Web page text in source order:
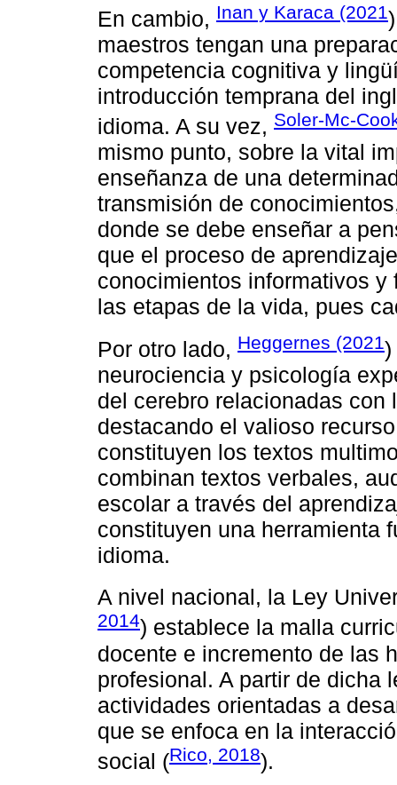
En cambio, Inan y Karaca (2021
maestros tengan una
competencia cognitiva y
introducción temprana del
idioma. A su vez, Soler-Mc-
mismo punto, sobre la vital
enseñanza de una
transmisión de
donde se debe enseñar a
que el proceso de
conocimientos informativos
las etapas de la vida, pues
Por otro lado, Heggernes (2021)
neurociencia y psicología
del cerebro relacionadas
destacando el valioso
constituyen los textos
combinan textos verbales,
escolar a través del
constituyen una herramienta
idioma.
A nivel nacional, la Ley
2014) establece la malla
docente e incremento de las
profesional. A partir de dicha
actividades orientadas a
que se enfoca en la
social (Rico, 2018).